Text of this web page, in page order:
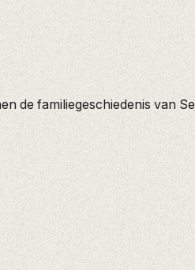
de familiegeschiedenis van